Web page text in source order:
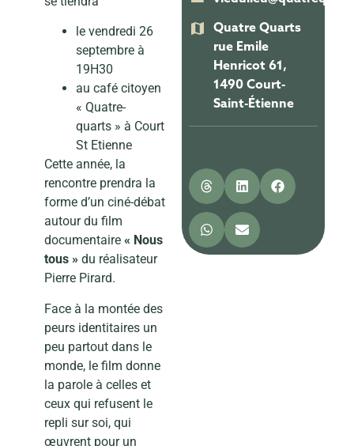
le vendredi 26
septembre à
19H30
au café citoyen
« Quatre-
quarts » à Court
St Etienne
Cette année, la
rencontre prendra la
forme d’un ciné-débat
autour du film
documentaire « Nous
tous »du réalisateur
Pierre Pirard.
Face à la montée des
peurs identitaires un
peu partout dans le
monde, le film donne
la parole à celles et
ceux qui refusent le
repli sur soi, qui
œuvrent pour un
Quatre Quarts
rue Emile
Henricot 61,
1490 Court-
Saint-Étienne